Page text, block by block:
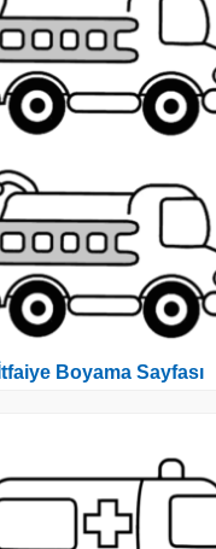
İtfaiye Boyama Sayfası